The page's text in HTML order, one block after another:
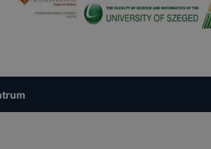
megváltoztathatók.
nem
vagy a honlap a